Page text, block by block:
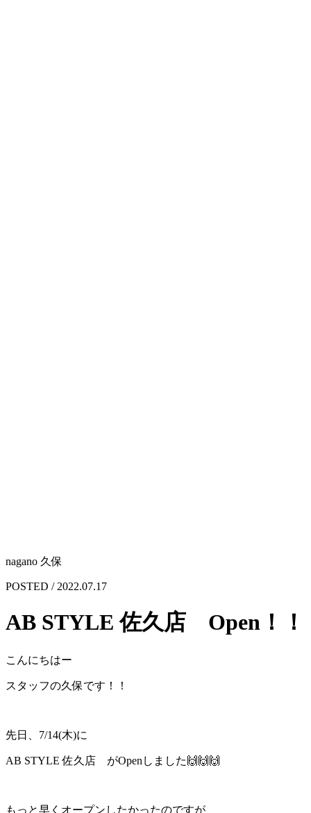
nagano 久保
POSTED / 2022.07.17
AB STYLE 佐久店 Open！！
こんにちはー
スタッフの久保です！！
先日、7/14(木)に
AB STYLE 佐久店 がOpenしました🙌🙌🙌
もっと早くオープンしたかったのですが